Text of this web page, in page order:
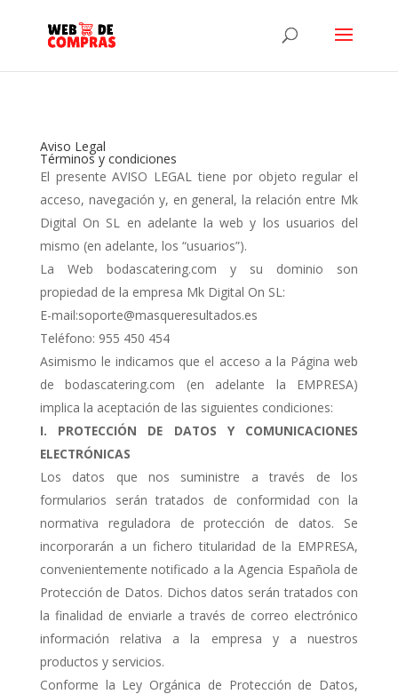
Aviso Legal
Términos y condiciones
El presente AVISO LEGAL tiene por objeto regular el
acceso, navegación y, en general, la relación entre Mk
Digital On SL en adelante la web y los usuarios del
mismo (en adelante, los “usuarios”).
La Web bodascatering.com y su dominio son
propiedad de la empresa Mk Digital On SL:
E-mail:soporte@masqueresultados.es
Teléfono: 955 450 454
Asimismo le indicamos que el acceso a la Página web
de bodascatering.com (en adelante la EMPRESA)
implica la aceptación de las siguientes condiciones:
I. PROTECCIÓN DE DATOS Y COMUNICACIONES
ELECTRÓNICAS
Los datos que nos suministre a través de los
formularios serán tratados de conformidad con la
normativa reguladora de protección de datos. Se
incorporarán a un fichero titularidad de la EMPRESA,
convenientemente notificado a la Agencia Española de
Protección de Datos. Dichos datos serán tratados con
la finalidad de enviarle a través de correo electrónico
información relativa a la empresa y a nuestros
productos y servicios.
Conforme la Ley Orgánica de Protección de Datos,